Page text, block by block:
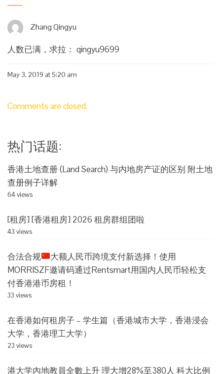
Zhang Qingyu
人数已满，求拉： qingyu9699
May 3, 2019 at 5:20 am
Comments are closed.
热门话题:
香港土地查册 (Land Search) 与内地房产证的区别 附土地
查册例子详解
64 views
[租房] [香港租房] 2026 租房群组团啦
43 views
合法合规
大额人民币跨境支付新选择！使用
MORRISZF邀请码通过Rentsmart用国内人民币轻松支
付香港港币房租！
33 views
在香港如何租房子 – 学生篇（香港城市大学，香港浸会
大学，香港理工大学）
23 views
港大学內地教員全數上升 理大增28%至380人 科大比例